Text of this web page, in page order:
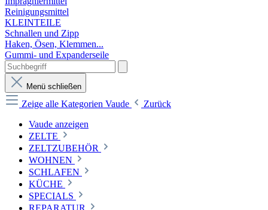
Reinigungsmittel
KLEINTEILE
Schnallen und Zipp
Haken, Ösen, Klemmen...
Gummi- und Expanderseile
Menü schließen
Zeige alle Kategorien Vaude
Zurück
Vaude anzeigen
ZELTE
ZELTZUBEHÖR
WOHNEN
SCHLAFEN
KÜCHE
SPECIALS
REPARATUR